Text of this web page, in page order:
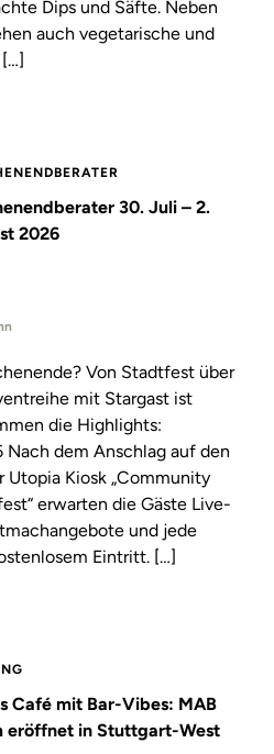
Dips und Säfte. Neben
auch vegetarische und
30. Juli – 2.
2026
Von Stadtfest über
mit Stargast ist
die Highlights:
Nach dem Anschlag auf den
Kiosk „Community
erwarten die Gäste Live-
und jede
Eintritt. […]
Café mit Bar-Vibes: MAB
eröffnet in Stuttgart-West